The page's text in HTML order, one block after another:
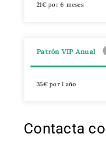
21€ por 6 meses
Patrón VIP Anual
35€ por 1 año
Contacta